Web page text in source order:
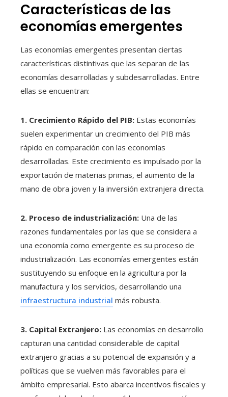
Características de las
economías emergentes
Las economías emergentes presentan ciertas
características distintivas que las separan de las
economías desarrolladas y subdesarrolladas. Entre
ellas se encuentran:
1. Crecimiento Rápido del PIB: Estas economías
suelen experimentar un crecimiento del PIB más
rápido en comparación con las economías
desarrolladas. Este crecimiento es impulsado por la
exportación de materias primas, el aumento de la
mano de obra joven y la inversión extranjera directa.
2. Proceso de industrialización: Una de las
razones fundamentales por las que se considera a
una economía como emergente es su proceso de
industrialización. Las economías emergentes están
sustituyendo su enfoque en la agricultura por la
manufactura y los servicios, desarrollando una
infraestructura industrial más robusta.
3. Capital Extranjero: Las economías en desarrollo
capturan una cantidad considerable de capital
extranjero gracias a su potencial de expansión y a
políticas que se vuelven más favorables para el
ámbito empresarial. Esto abarca incentivos fiscales y